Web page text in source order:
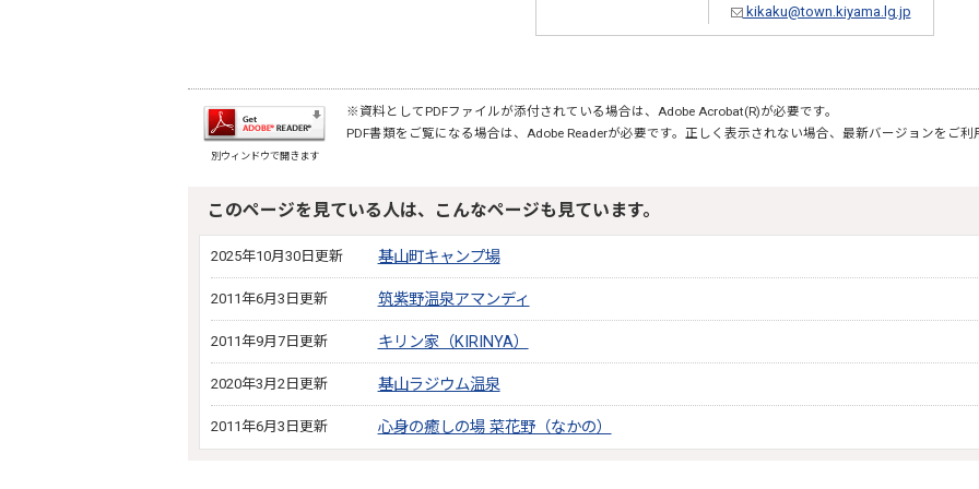
kikaku@town.kiyama.lg.jp
別ウィンドウで開きます
※資料としてPDFファイルが添付されている場合は、Adobe Acrobat(R)が必要です。
PDF書類をご覧になる場合は、Adobe Readerが必要です。正しく表示されない場合、最新バージョンをご利
このページを見ている人は、こんなページも見ています。
2025年10月30日更新 基山町キャンプ場
2011年6月3日更新 筑紫野温泉アマンディ
2011年9月7日更新 キリン家（KIRINYA）
2020年3月2日更新 基山ラジウム温泉
2011年6月3日更新 心身の癒しの場 菜花野（なかの）